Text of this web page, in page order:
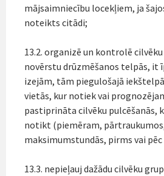
mājsaimniecību locekļiem, ja
noteikts citādi;
13.2. organizē un kontrolē
novērstu drūzmēšanos telpās, it
izejām, tām piegulošajā
vietās, kur notiek vai
pastiprināta cilvēku pulcēšanās,
notikt (piemēram,
maksimumstundās, pirms vai pēc
13.3. nepieļauj dažādu cilvēku